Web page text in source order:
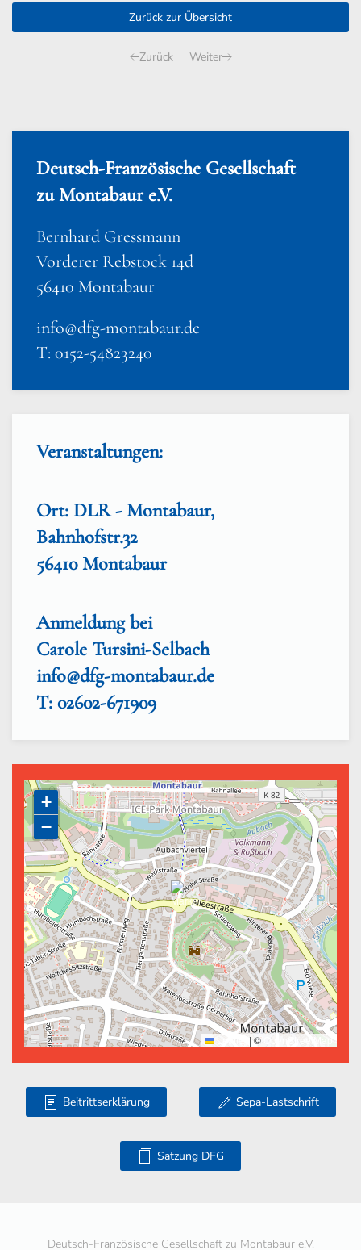
Zurück zur Übersicht
Zurück Weiter
Deutsch-Französische Gesellschaft
zu Montabaur e.V.
Bernhard Gressmann
Vorderer Rebstock 14d
56410 Montabaur
info@dfg-montabaur.de
T: 0152-54823240
Veranstaltungen:
Ort: DLR - Montabaur,
Bahnhofstr.32
56410 Montabaur
Anmeldung bei
Carole Tursini-Selbach
info@dfg-montabaur.de
T: 02602-671909
+
−
| ©
Beitrittserklärung Sepa-Lastschrift
Satzung DFG
Deutsch-Französische Gesellschaft zu Montabaur e.V.